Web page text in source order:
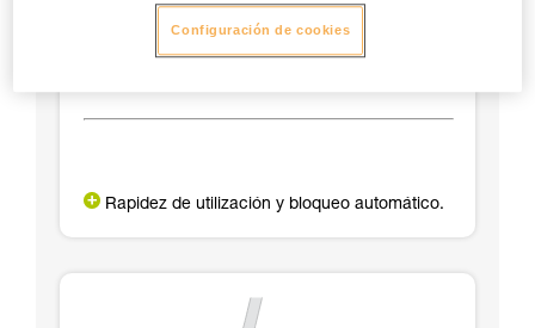
Rapidez de utilización y bloqueo automático.
Configuración de cookies